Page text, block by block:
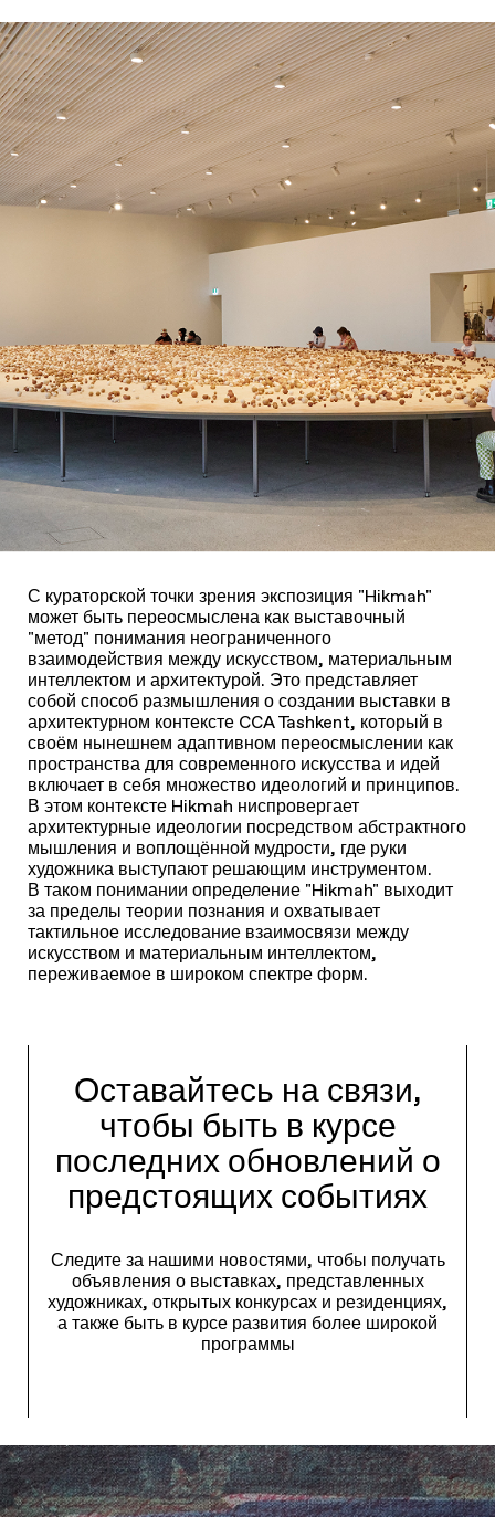
С кураторской точки зрения экспозиция "Hikmah"
может быть переосмыслена как выставочный
"метод" понимания неограниченного
взаимодействия между искусством, материальным
интеллектом и архитектурой. Это представляет
собой способ размышления о создании выставки в
архитектурном контексте CCA Tashkent, который в
своём нынешнем адаптивном переосмыслении как
пространства для современного искусства и идей
включает в себя множество идеологий и принципов.
В этом контексте Hikmah ниспровергает
архитектурные идеологии посредством абстрактного
мышления и воплощённой мудрости, где руки
художника выступают решающим инструментом.
В таком понимании определение "Hikmah" выходит
за пределы теории познания и охватывает
тактильное исследование взаимосвязи между
искусством и материальным интеллектом,
переживаемое в широком спектре форм.
Оставайтесь на связи,
чтобы быть в курсе
последних обновлений о
предстоящих событиях
Следите за нашими новостями, чтобы получать
объявления о выставках, представленных
художниках, открытых конкурсах и резиденциях,
а также быть в курсе развития более широкой
программы